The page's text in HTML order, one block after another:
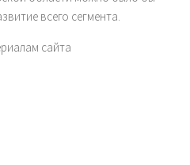
всего сегмента.
сайта